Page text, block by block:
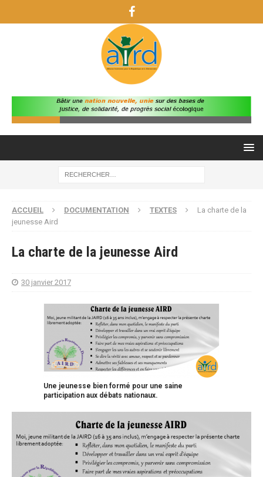
ACCUEIL DOCUMENTATION TEXTES
La charte de la
jeunesse Aird
La charte de la jeunesse Aird
30 janvier 2017
Une jeunesse bien formé pour une saine
participation aux débats nationaux.